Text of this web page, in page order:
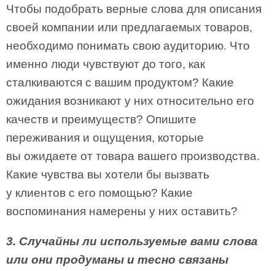
Чтобы подобрать верные слова для описания
своей компании или предлагаемых товаров,
необходимо понимать свою аудиторию. Что
именно люди чувствуют до того, как
сталкиваются с вашим продуктом? Какие
ожидания возникают у них относительно его
качеств и преимуществ? Опишите
переживания и ощущения, которые
вы ожидаете от товара вашего производства.
Какие чувства вы хотели бы вызвать
у клиентов с его помощью? Какие
воспоминания намерены у них оставить?
3. Случайны ли используемые вами слова
или они продуманы и тесно связаны